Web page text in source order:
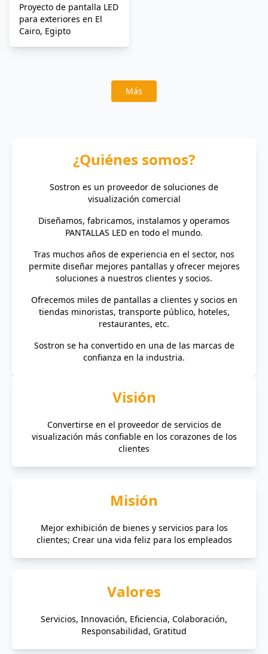
Proyecto de pantalla LED
para exteriores en El
Cairo, Egipto
Más
¿Quiénes somos?
Sostron es un proveedor de soluciones de
visualización comercial
Diseñamos, fabricamos, instalamos y operamos
PANTALLAS LED en todo el mundo.
Tras muchos años de experiencia en el sector, nos
permite diseñar mejores pantallas y ofrecer mejores
soluciones a nuestros clientes y socios.
Ofrecemos miles de pantallas a clientes y socios en
tiendas minoristas, transporte público, hoteles,
restaurantes, etc.
Sostron se ha convertido en una de las marcas de
confianza en la industria.
Visión
Convertirse en el proveedor de servicios de
visualización más confiable en los corazones de los
clientes
Misión
Mejor exhibición de bienes y servicios para los
clientes; Crear una vida feliz para los empleados
Valores
Servicios, Innovación, Eficiencia, Colaboración,
Responsabilidad, Gratitud